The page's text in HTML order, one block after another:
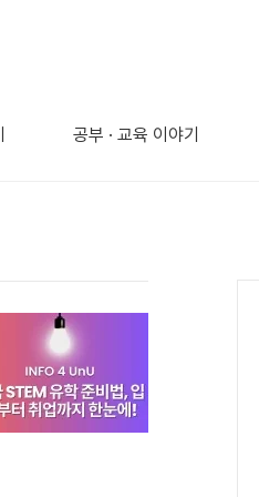
공부 · 교육 이야기